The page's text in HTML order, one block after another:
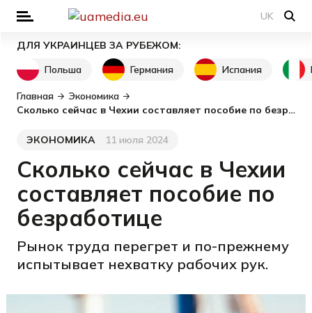
UK
ДЛЯ УКРАИНЦЕВ ЗА РУБЕЖОМ:
Польша
Германия Испания
Главная
Экономика
Сколько сейчас в Чехии составляет пособие по безработице
Категория
ЭКОНОМИКА
Дата публикации11 июля 2024
Сколько сейчас в Чехии
составляет пособие по
безработице
Рынок труда перегрет и по-прежнему
испытывает нехватку рабочих рук.